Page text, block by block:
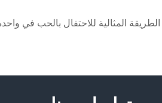
المثالية للاحتفال بالحب في